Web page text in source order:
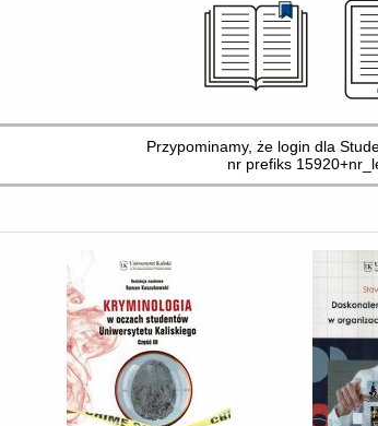
Przypominamy, że login dla
nr prefiks